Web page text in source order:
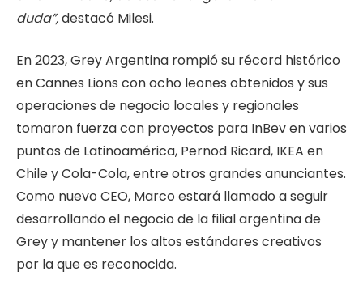
duda”,destacó Milesi.
En 2023, Grey Argentina rompió su récord histórico
en Cannes Lions con ocho leones obtenidos y sus
operaciones de negocio locales y regionales
tomaron fuerza con proyectos para InBev en varios
puntos de Latinoamérica, Pernod Ricard, IKEA en
Chile y Cola-Cola, entre otros grandes anunciantes.
Como nuevo CEO, Marco estará llamado a seguir
desarrollando el negocio de la filial argentina de
Grey y mantener los altos estándares creativos
por la que es reconocida.